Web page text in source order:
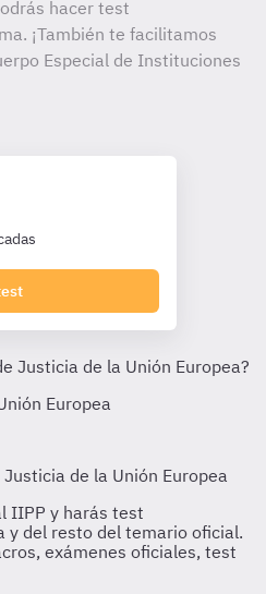
hacer test
¡También te facilitamos
Especial de Instituciones